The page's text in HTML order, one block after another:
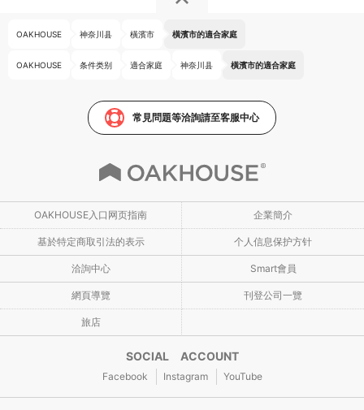
OAKHOUSE 神奈川县 橫濱市 橫濱市的適合家庭
OAKHOUSE 条件类别 適合家庭 神奈川县 橫濱市的適合家庭
常見問題等洽詢請至客服中心
OAKHOUSE入口网页指南 企業簡介
基於特定商取引法的表示 个人信息保护方针
洽詢中心 Smart會員
網頁導覽 刊登公司一覽
旅店
SOCIAL ACCOUNT
Facebook Instagram YouTube